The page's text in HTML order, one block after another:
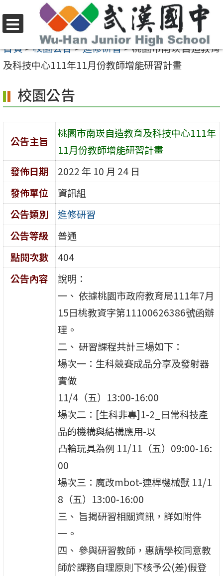
至
要
容
區
選
單
首頁>校園公告>進修研習>桃園市南崁自造教育
及科技中心111年11月份教師增能研習計畫
校園公告
公告主旨
桃園市南崁自造教育及科技中心111年
11月份教師增能研習計畫
發佈日期
2022 年 10 月 24 日
發佈單位
資訊組
公告類別
進修研習
公告等級
普通
點閱次數
404
公告內容
說明：
一、 依據桃園市政府教育局111年7月
15日桃教資字第11100626386號函辦
理。
二、 研習課程共計三場如下：
場次一：生科競賽成品分享及發射器
實做
11/4（五）13:00-16:00
場次二：[生科非專]1-2_日常科技產
品的機構與結構應用-以
凸輪玩具為例 11/11（五）09:00-16:
00
場次三：魔改mbot-連桿機械獸 11/1
8（五）13:00-16:00
三、 旨揭研習相關資訊，詳如附件
一。
四、 參與研習教師，惠請學校同意教
師於課務自理原則下核予公(差)假登